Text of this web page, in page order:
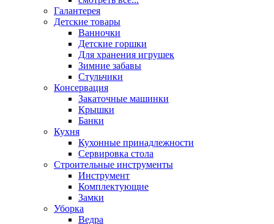
Галантерея
Детские товары
Ванночки
Детские горшки
Для хранения игрушек
Зимние забавы
Стульчики
Консервация
Закаточные машинки
Крышки
Банки
Кухня
Кухонные принадлежности
Сервировка стола
Строительные инструменты
Инструмент
Комплектующие
Замки
Уборка
Ведра